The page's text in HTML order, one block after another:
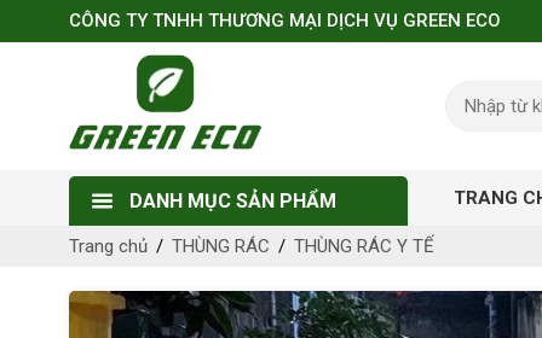
CÔNG TY TNHH THƯƠNG MẠI DỊCH VỤ GREEN ECO
DANH MỤC SẢN PHẨM TRANG
Trang chủ THÙNG RÁC THÙNG RÁC Y TẾ